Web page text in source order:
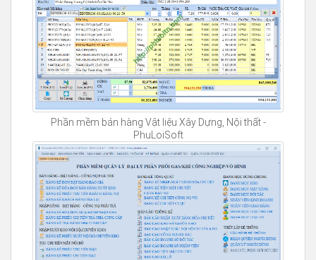
Phần mềm bán hàng Vật liệu Xây Dựng, Nội thất -
PhuLoiSoft